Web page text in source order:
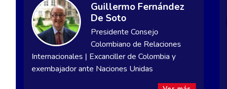
Guillermo Fernández
De Soto
Presidente Consejo
Colombiano de Relaciones
Internacionales | Excanciller de Colombia y
exembajador ante Naciones Unidas